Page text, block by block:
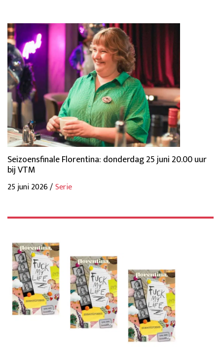
Seizoensfinale Florentina: donderdag 25 juni 20.00 uur
bij VTM
25 juni 2026 /Serie